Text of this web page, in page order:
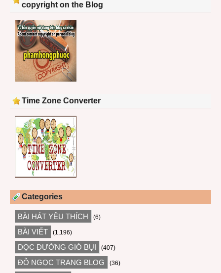
copyright on the Blog
Time Zone Converter
Categories
BÀI HÁT YÊU THÍCH (6)
BÀI VIẾT (1,196)
DỌC ĐƯỜNG GIÓ BỤI (407)
ĐỖ NGỌC TRANG BLOG (36)